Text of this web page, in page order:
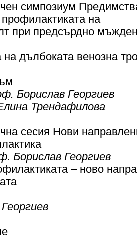
симпозиум
на
при предсърдно
на дълбоката венозна
Борислав Георгиев
Трендафилова
сесия Нови
Борислав Георгиев
– ново